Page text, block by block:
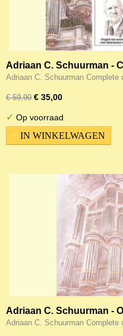
Adriaan C. Schuurman -
Adriaan C. Schuurman
€ 59,90 € 35,00
✓ Op voorraad
IN WINKELWAGEN
Adriaan C. Schuurman -
Adriaan C. Schuurman